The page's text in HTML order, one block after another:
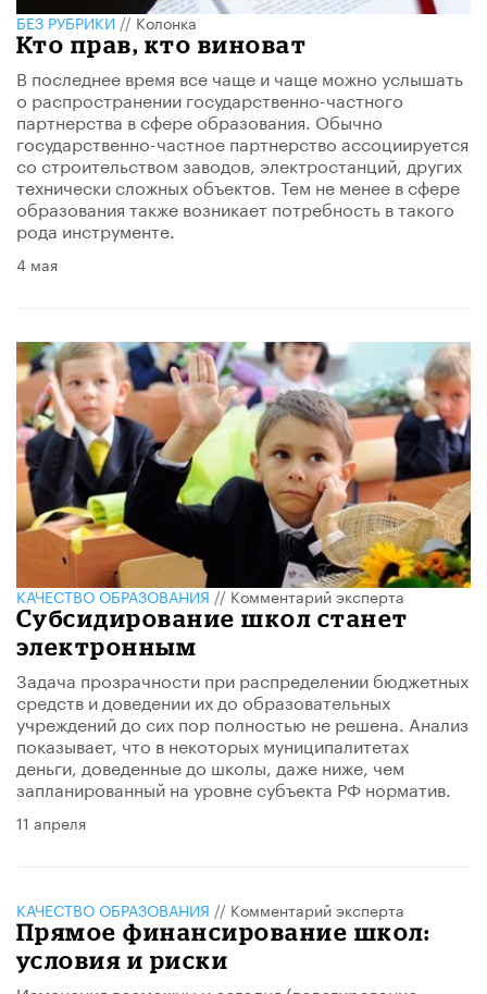
БЕЗ РУБРИКИ//Колонка
Кто прав, кто виноват
В последнее время все чаще и чаще можно услышать
о распространении государственно-частного
партнерства в сфере образования. Обычно
государственно-частное партнерство ассоциируется
со строительством заводов, электростанций, других
технически сложных объектов. Тем не менее в сфере
образования также возникает потребность в такого
рода инструменте.
4 мая
КАЧЕСТВО ОБРАЗОВАНИЯ//Комментарий эксперта
Субсидирование школ станет
электронным
Задача прозрачности при распределении бюджетных
средств и доведении их до образовательных
учреждений до сих пор полностью не решена. Анализ
показывает, что в некоторых муниципалитетах
деньги, доведенные до школы, даже ниже, чем
запланированный на уровне субъекта РФ норматив.
11 апреля
КАЧЕСТВО ОБРАЗОВАНИЯ // Комментарий эксперта
Прямое финансирование школ:
условия и риски